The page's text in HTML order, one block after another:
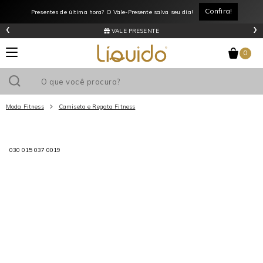
Presentes de última hora? O Vale-Presente salva seu dia! Confira!
VALE PRESENTE
‹ ›
0
Moda Fitness Camiseta e Regata Fitness
030 015 037 0019